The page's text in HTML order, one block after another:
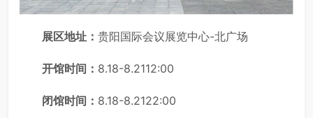
展区地址： 贵阳国际会议展览中心-北广场
开馆时间： 8.18-8.2112:00
闭馆时间： 8.18-8.2122:00